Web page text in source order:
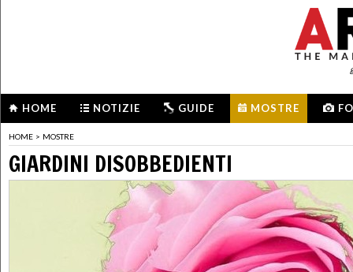
HOME NOTIZIE GUIDE MOSTRE
HOME > MOSTRE
GIARDINI DISOBBEDIENTI